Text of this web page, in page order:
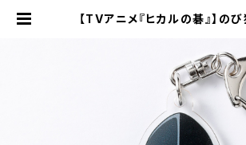
【TVアニメ『ヒカルの碁』】の